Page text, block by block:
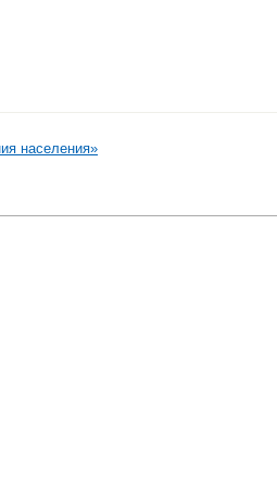
населения»